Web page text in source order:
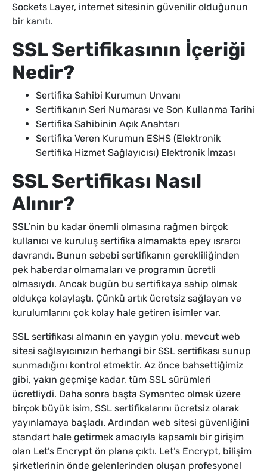
Sockets Layer, internet sitesinin güvenilir olduğunun
bir kanıtı.
SSL Sertifikasının İçeriği
Nedir?
Sertifika Sahibi Kurumun Unvanı
Sertifikanın Seri Numarası ve Son Kullanma Tarihi
Sertifika Sahibinin Açık Anahtarı
Sertifika Veren Kurumun ESHS (Elektronik
Sertifika Hizmet Sağlayıcısı) Elektronik İmzası
SSL Sertifikası Nasıl
Alınır?
SSL’nin bu kadar önemli olmasına rağmen birçok
kullanıcı ve kuruluş sertifika almamakta epey ısrarcı
davrandı. Bunun sebebi sertifikanın gerekliliğinden
pek haberdar olmamaları ve programın ücretli
olmasıydı. Ancak bugün bu sertifikaya sahip olmak
oldukça kolaylaştı. Çünkü artık ücretsiz sağlayan ve
kurulumlarını çok kolay hale getiren isimler var.
SSL sertifikası almanın en yaygın yolu, mevcut web
sitesi sağlayıcınızın herhangi bir SSL sertifikası sunup
sunmadığını kontrol etmektir. Az önce bahsettiğimiz
gibi, yakın geçmişe kadar, tüm SSL sürümleri
ücretliydi. Daha sonra başta Symantec olmak üzere
birçok büyük isim, SSL sertifikalarını ücretsiz olarak
yayınlamaya başladı. Ardından web sitesi güvenliğini
standart hale getirmek amacıyla kapsamlı bir girişim
olan Let’s Encrypt ön plana çıktı. Let’s Encrypt, bilişim
şirketlerinin önde gelenlerinden oluşan profesyonel